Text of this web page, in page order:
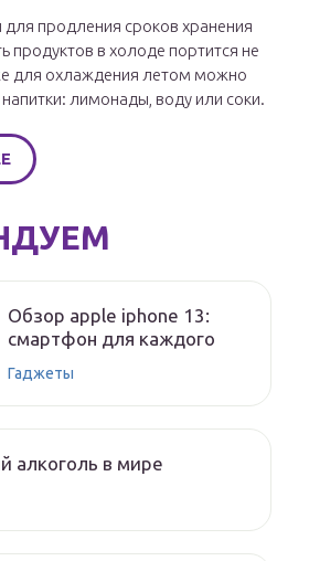
продления сроков хранения
продуктов в холоде портится не
для охлаждения летом можно
лимонады, воду или соки.
Обзор apple iphone 13:
смартфон для каждого
Гаджеты
алкоголь в мире